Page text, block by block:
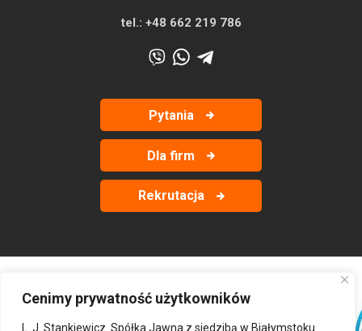
Cenimy prywatność użytkowników
L. J. Stankiewicz. Spółka Jawna z siedzibą w Białymstoku
tel.: +48 662 219 786
Pytania
Dla firm
Rekrutacja